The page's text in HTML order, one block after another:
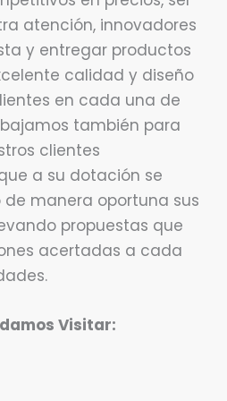
atención, innovadores
y entregar productos
calidad y diseño
en cada una de
también para
clientes
a su dotación se
manera oportuna sus
propuestas que
acertadas a cada
Visitar: